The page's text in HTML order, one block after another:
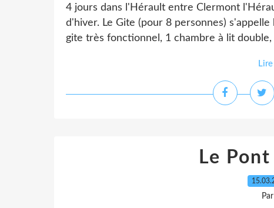
4 jours dans l'Hérault entre Clermont
d'hiver. Le Gite (pour 8 personnes)
gite très fonctionnel, 1 chambre à lit double,
Le